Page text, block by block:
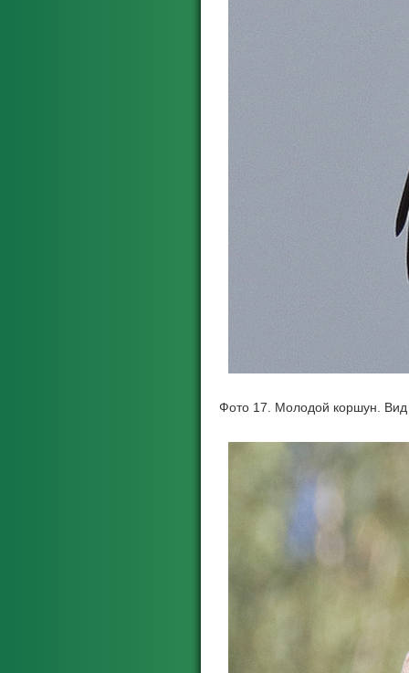
Фото 17. Молодой коршун. Вид